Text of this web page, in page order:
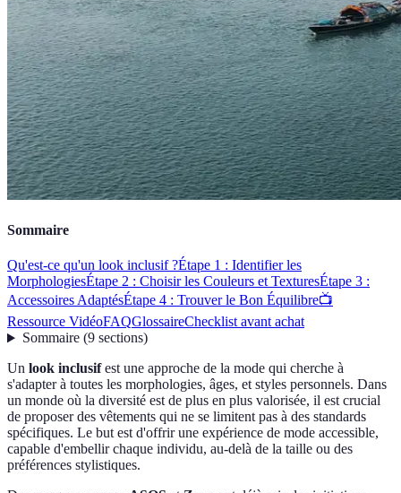
Sommaire
Qu'est-ce qu'un look inclusif ?Étape 1 : Identifier les
MorphologiesÉtape 2 : Choisir les Couleurs et TexturesÉtape 3 :
Accessoires AdaptésÉtape 4 : Trouver le Bon Équilibre📺
Ressource VidéoFAQGlossaireChecklist avant achat
Sommaire(9 sections)
Un look inclusifest une approche de la mode qui cherche à
s'adapter à toutes les morphologies, âges, et styles personnels. Dans
un monde où la diversité est de plus en plus valorisée, il est crucial
de proposer des vêtements qui ne se limitent pas à des standards
spécifiques. Le but est d'offrir une expérience de mode accessible,
capable d'embellir chaque individu, au-delà de la taille ou des
préférences stylistiques.